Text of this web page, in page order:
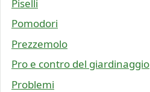
Piselli
Pomodori
Prezzemolo
Pro e contro del giardinaggio
Problemi